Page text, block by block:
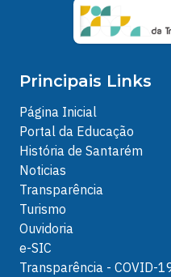
Principais Links
Página Inicial
Portal da Educação
História de Santarém
Noticias
Transparência
Turismo
Ouvidoria
e-SIC
Transparência - COVID-